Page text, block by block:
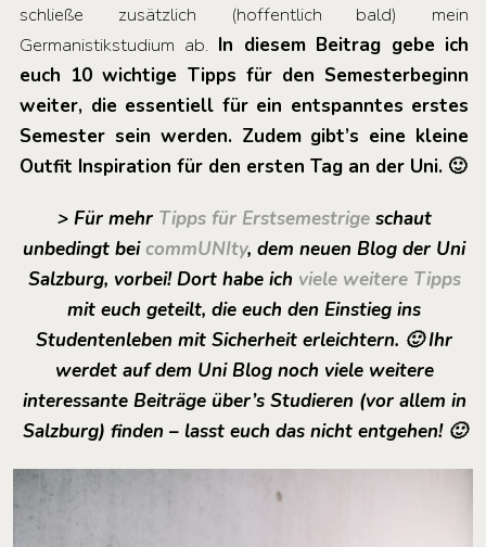
schließe zusätzlich (hoffentlich bald) mein
Germanistikstudium ab. In diesem Beitrag gebe ich
euch 10 wichtige Tipps für den Semesterbeginn
weiter, die essentiell für ein entspanntes erstes
Semester sein werden. Zudem gibt’s eine kleine
Outfit Inspiration für den ersten Tag an der Uni. 🙂
> Für mehr Tipps für Erstsemestrigeschaut
unbedingt beicommUNIty, dem neuen Blog der Uni
Salzburg, vorbei! Dort habe ich viele weitere Tipps
mit euch geteilt, die euch den Einstieg ins
Studentenleben mit Sicherheit erleichtern. 🙂 Ihr
werdet auf dem Uni Blog noch viele weitere
interessante Beiträge über’s Studieren (vor allem in
Salzburg) finden – lasst euch das nicht entgehen! 🙂